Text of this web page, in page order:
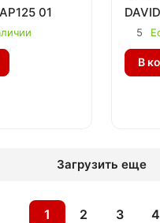
01
5
В
Загрузить еще
1 2 3 4